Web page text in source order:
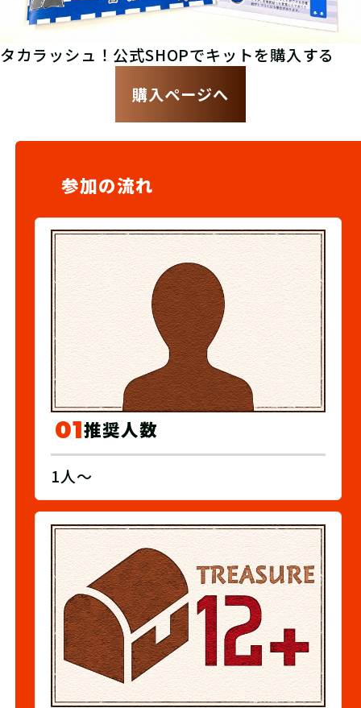
タカラッシュ！公式SHOPでキットを購入する
購入ページへ
参加の流れ
01推奨人数
1人～